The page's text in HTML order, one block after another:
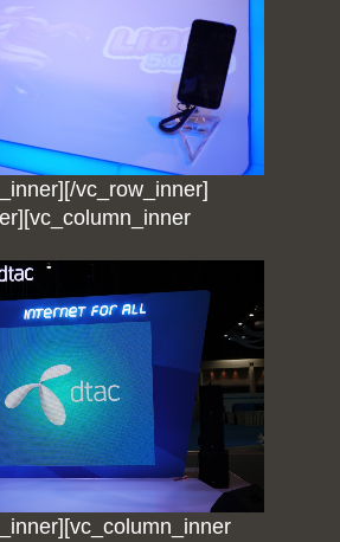
vc_row_inner]
Home
Portfolio
blog